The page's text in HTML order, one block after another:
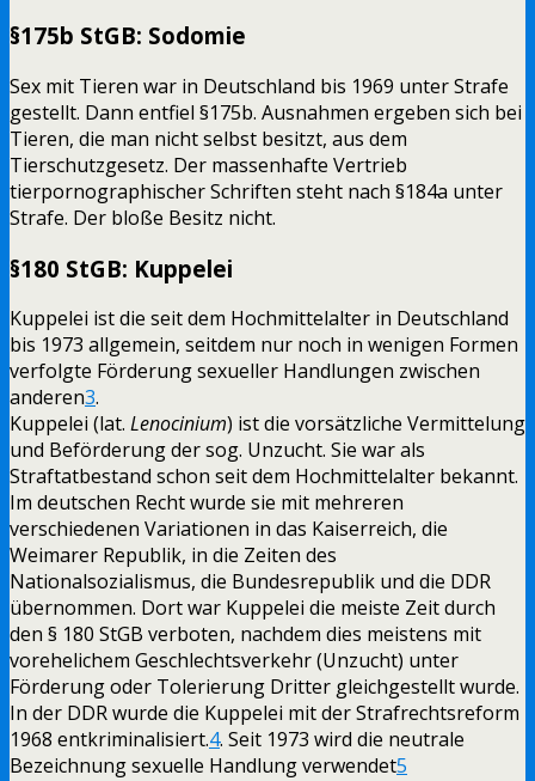
§175b StGB: Sodomie
Sex mit Tieren war in Deutschland bis 1969 unter Strafe
gestellt. Dann entfiel §175b. Ausnahmen ergeben sich bei
Tieren, die man nicht selbst besitzt, aus dem
Tierschutzgesetz. Der massenhafte Vertrieb
tierpornographischer Schriften steht nach §184a unter
Strafe. Der bloße Besitz nicht.
§180 StGB: Kuppelei
Kuppelei ist die seit dem Hochmittelalter in Deutschland
bis 1973 allgemein, seitdem nur noch in wenigen Formen
verfolgte Förderung sexueller Handlungen zwischen
anderen3.
Kuppelei (lat. Lenocinium) ist die vorsätzliche Vermittelung
und Beförderung der sog. Unzucht. Sie war als
Straftatbestand schon seit dem Hochmittelalter bekannt.
Im deutschen Recht wurde sie mit mehreren
verschiedenen Variationen in das Kaiserreich, die
Weimarer Republik, in die Zeiten des
Nationalsozialismus, die Bundesrepublik und die DDR
übernommen. Dort war Kuppelei die meiste Zeit durch
den § 180 StGB verboten, nachdem dies meistens mit
vorehelichem Geschlechtsverkehr (Unzucht) unter
Förderung oder Tolerierung Dritter gleichgestellt wurde.
In der DDR wurde die Kuppelei mit der Strafrechtsreform
1968 entkriminalisiert.4. Seit 1973 wird die neutrale
Bezeichnung sexuelle Handlung verwendet5